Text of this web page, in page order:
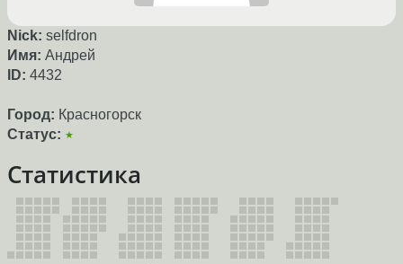
Nick: selfdron
Имя: Андрей
ID: 4432
Город: Красногорск
Статус: ★
Статистика